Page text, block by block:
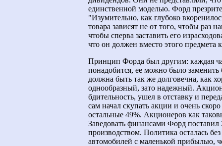
единственной моделью. Форд
"Изумительно, как глубоко
товара зависят не от того, чтобы раз
чтобы сперва заставить его
что он должен вместо этого
Принцип Форда был другим: каждая
понадобится, ее можно было
должна быть так же долговечна, как
однообразный, зато надежный.
бдительность, ушел в отставку и
сам начал скупать акции и очень
остальные 49%. Акционеров как
Заведовать финансами Форд
производством. Политика осталась
автомобилей с маленькой прибылью,